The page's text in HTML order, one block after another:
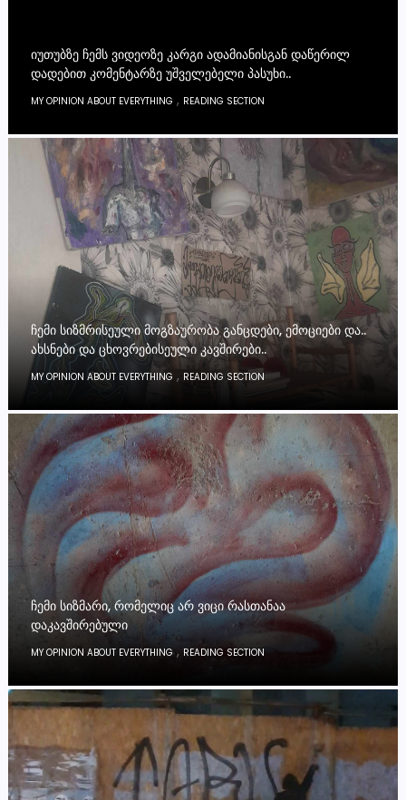
ᲘᲣᲗᲣᲑᲖᲔ ᲩᲔᲛᲡ ᲕᲘᲓᲔᲝᲖᲔ ᲙᲐᲠᲒᲘ ᲐᲓᲐᲛᲘᲐᲜᲘᲡᲒᲐᲜ ᲓᲐᲬᲔᲠᲘᲚ
ᲓᲐᲓᲔᲑᲘᲗ ᲙᲝᲛᲔᲜᲢᲐᲠᲖᲔ ᲣᲨᲕᲔᲚᲔᲑᲔᲚᲘ ᲞᲐᲡᲣᲮᲘ..
MY OPINION ABOUT EVERYTHING , READING SECTION
ᲩᲔᲛᲘ ᲡᲘᲖᲛᲠᲘᲡᲔᲣᲚᲘ ᲛᲝᲒᲖᲐᲣᲠᲝᲑᲐ ᲒᲐᲜᲪᲓᲔᲑᲘ, ᲔᲛᲝᲪᲘᲔᲑᲘ ᲓᲐ..
ᲐᲮᲡᲜᲔᲑᲘ ᲓᲐ ᲪᲮᲝᲕᲠᲔᲑᲘᲡᲔᲣᲚᲘ ᲙᲐᲕᲨᲘᲠᲔᲑᲘ..
MY OPINION ABOUT EVERYTHING , READING SECTION
ᲩᲔᲛᲘ ᲡᲘᲖᲛᲐᲠᲘ, ᲠᲝᲛᲔᲚᲘᲪ ᲐᲠ ᲕᲘᲪᲘ ᲠᲐᲡᲗᲐᲜᲐᲐ
ᲓᲐᲙᲐᲕᲨᲘᲠᲔᲑᲣᲚᲘ
MY OPINION ABOUT EVERYTHING , READING SECTION